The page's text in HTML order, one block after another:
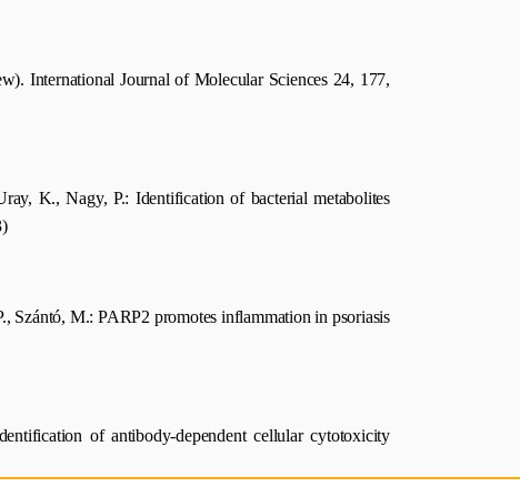
International Journal of Molecular Sciences 24, 177,
K., Nagy, P.: Identification of bacterial metabolites
M.: PARP2 promotes inflammation in psoriasis
of antibody-dependent cellular cytotoxicity